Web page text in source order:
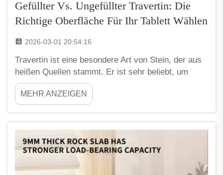
Gefüllter Vs. Ungefüllter Travertin: Die
Richtige Oberfläche Für Ihr Tablett Wählen
2026-03-01 20:54:16
Travertin ist eine besondere Art von Stein, der aus
heißen Quellen stammt. Er ist sehr beliebt, um
ansprechende Oberflächen wie Tabletts oder
Arbeitsplatten herzustellen. Wenn Sie Travertin für
Ihr Projekt auswählen, können Sie zwischen der
Die Kenntnis des Unterschieds hilft Ihnen dabei, die
richtige Wahl zu treffen...
MEHR ANZEIGEN